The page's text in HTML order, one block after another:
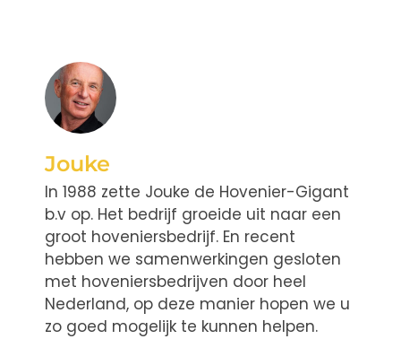
Jouke
In 1988 zette Jouke de Hovenier-Gigant
b.v op. Het bedrijf groeide uit naar een
groot hoveniersbedrijf. En recent
hebben we samenwerkingen gesloten
met hoveniersbedrijven door heel
Nederland, op deze manier hopen we u
zo goed mogelijk te kunnen helpen.